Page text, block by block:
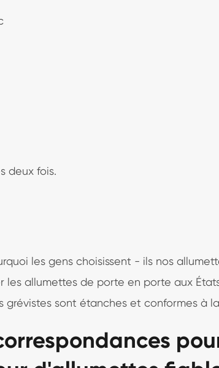
deux fois.
les gens choisissent - ils nos
allumettes de porte en porte aux
sont étanches et conformes à la